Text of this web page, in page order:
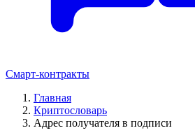
Смарт-контракты
Главная
Криптословарь
Адрес получателя в подписи